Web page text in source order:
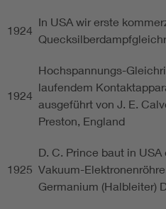
1924
In USA wir erste
1924
Hochspannungs-
laufendem
ausgeführt von J. E.
Preston, England
1925
D. C. Prince baut in
Vakuum-
Germanium (Halbleiter)